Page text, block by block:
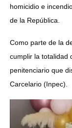
homicidio e
de la República.
Como parte de la
cumplir la totalidad
penitenciario que
Carcelario (Inpec).